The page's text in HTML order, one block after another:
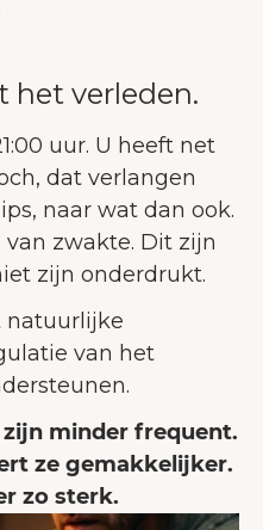
het verleden.
uur. U heeft net
dat verlangen
naar wat dan ook.
zwakte. Dit zijn
zijn onderdrukt.
natuurlijke
van het
minder frequent.
ze gemakkelijker.
zo sterk.
te verbeteren.